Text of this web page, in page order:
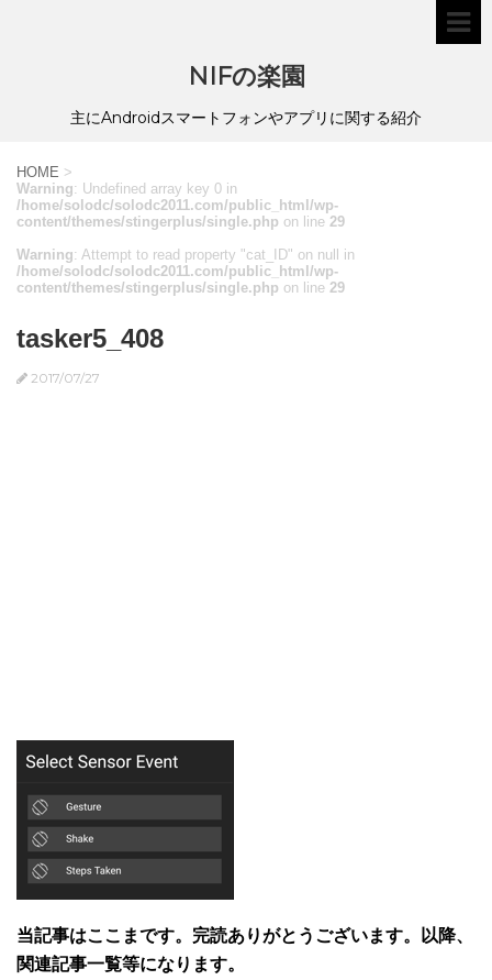
NIFの楽園
主にAndroidスマートフォンやアプリに関する紹介
HOME >
Warning: Undefined array key 0 in
/home/solodc/solodc2011.com/public_html/wp-
content/themes/stingerplus/single.php on line 29
Warning: Attempt to read property "cat_ID" on null in
/home/solodc/solodc2011.com/public_html/wp-
content/themes/stingerplus/single.php on line 29
tasker5_408
2017/07/27
当記事はここまです。完読ありがとうございます。以降、
関連記事一覧等になります。